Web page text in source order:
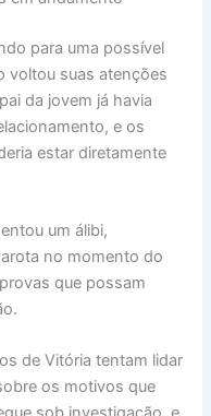
para uma possível
voltou suas atenções
da jovem já havia
e os
estar diretamente
um álibi,
no momento do
que possam
de Vitória tentam lidar
os motivos que